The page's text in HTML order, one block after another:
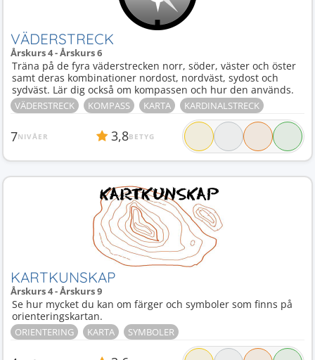
VÄDERSTRECK
Årskurs 4 - Årskurs 6
Träna på de fyra väderstrecken norr, söder, väster och öster
samt deras kombinationer nordost, nordväst, sydost och
sydväst. Lär dig också om kompassen och hur den används.
VÄDERSTRECK KOMPASS KARTA KARDINALSTRECK
7NIVÅER 3,8BETYG
KARTKUNSKAP
Årskurs 4 - Årskurs 9
Se hur mycket du kan om färger och symboler som finns på
orienteringskartan.
ORIENTERING KARTA SYMBOLER